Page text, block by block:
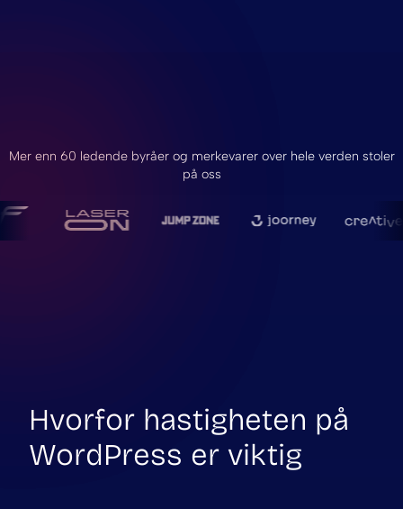
Mer enn 60 ledende byråer og merkevarer over hele verden stoler
på oss
Hvorfor hastigheten på
WordPress er viktig